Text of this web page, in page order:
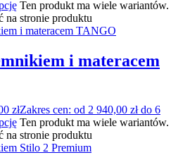
Ten produkt ma wiele wariantów.
na stronie produktu
i materacem
złZakres cen: od 2 940,00 zł do 6
Ten produkt ma wiele wariantów.
na stronie produktu